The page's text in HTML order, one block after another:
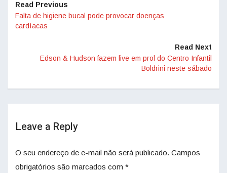
Read Previous
Falta de higiene bucal pode provocar doenças
cardíacas
Read Next
Edson & Hudson fazem live em prol do Centro Infantil
Boldrini neste sábado
Leave a Reply
O seu endereço de e-mail não será publicado. Campos
obrigatórios são marcados com *